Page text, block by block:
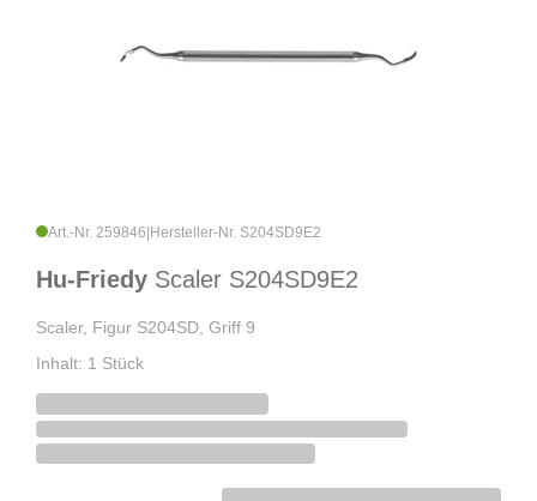
Art.-Nr. 259846 Hersteller-Nr. S204SD9E2
Hu-Friedy Scaler S204SD9E2
Scaler, Figur S204SD, Griff 9
Inhalt: 1 Stück